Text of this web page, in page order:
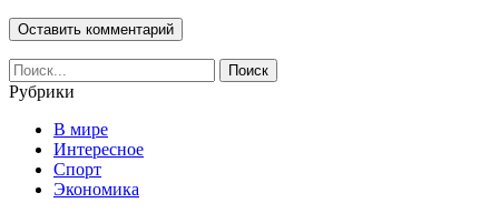
Рубрики
В мире
Интересное
Спорт
Экономика